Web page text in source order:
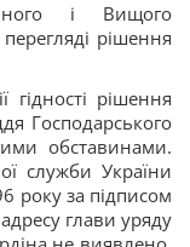
і Вищого
рішення
рішення
Господарського
обставинами.
служби України
року за підписом
глави уряду